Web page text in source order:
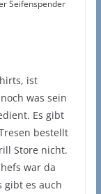
Seifenspender
ist
was sein
Es gibt
bestellt
Store nicht.
war da
gibt es auch